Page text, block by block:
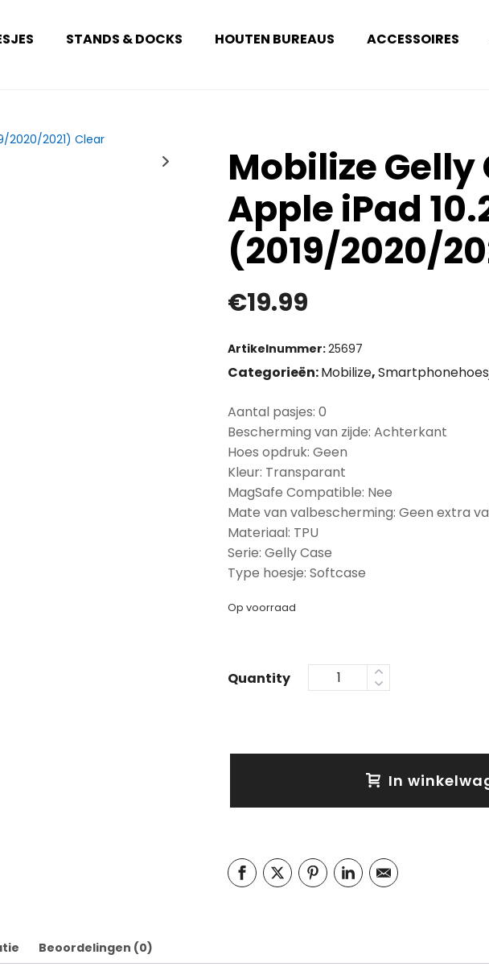
STANDS & DOCKS HOUTEN BUREAUS ACCESSOIRES
Mobilize Gelly
Apple iPad
(2019/2020/
€19.99
Artikelnummer:25697
Categorieën:Mobilize,
Aantal pasjes: 0
Bescherming van zijde: Achterkant
Hoes opdruk: Geen
Kleur: Transparant
MagSafe Compatible: Nee
Mate van valbescherming: Geen extra
Materiaal: TPU
Serie: Gelly Case
Type hoesje: Softcase
Op voorraad
Quantity
In
Beoordelingen (0)